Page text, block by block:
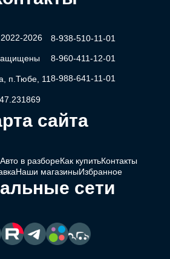
2026
п.Тюбе, 11
8-938-510-11-01
8-960-411-12-01
8-988-641-11-01
сайта
Авто в разбореКак купитьКонтакты
Наши магазиныИзбранное
сети